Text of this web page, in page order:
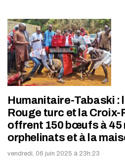
Humanitaire-Tabaski :
Rouge turc et la Croix-
offrent 150 bœufs à 45
orphelinats et à la
vendredi, 06 juin 2025 à 23h:23